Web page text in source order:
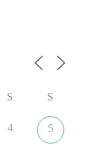
S S
4 5